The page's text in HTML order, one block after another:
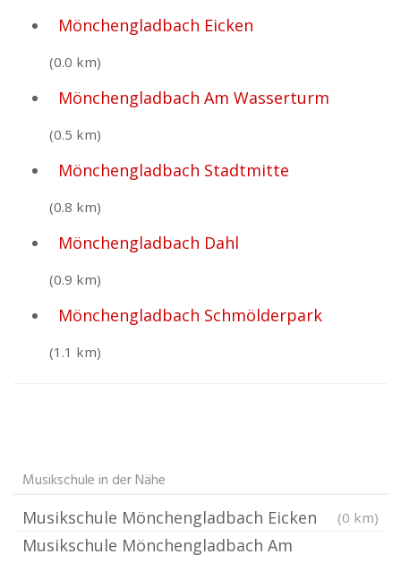
Mönchengladbach Eicken
(0.0 km)
Mönchengladbach Am Wasserturm
(0.5 km)
Mönchengladbach Stadtmitte
(0.8 km)
Mönchengladbach Dahl
(0.9 km)
Mönchengladbach Schmölderpark
(1.1 km)
Musikschule in der Nähe
Musikschule Mönchengladbach Eicken (0 km)
Musikschule Mönchengladbach Am